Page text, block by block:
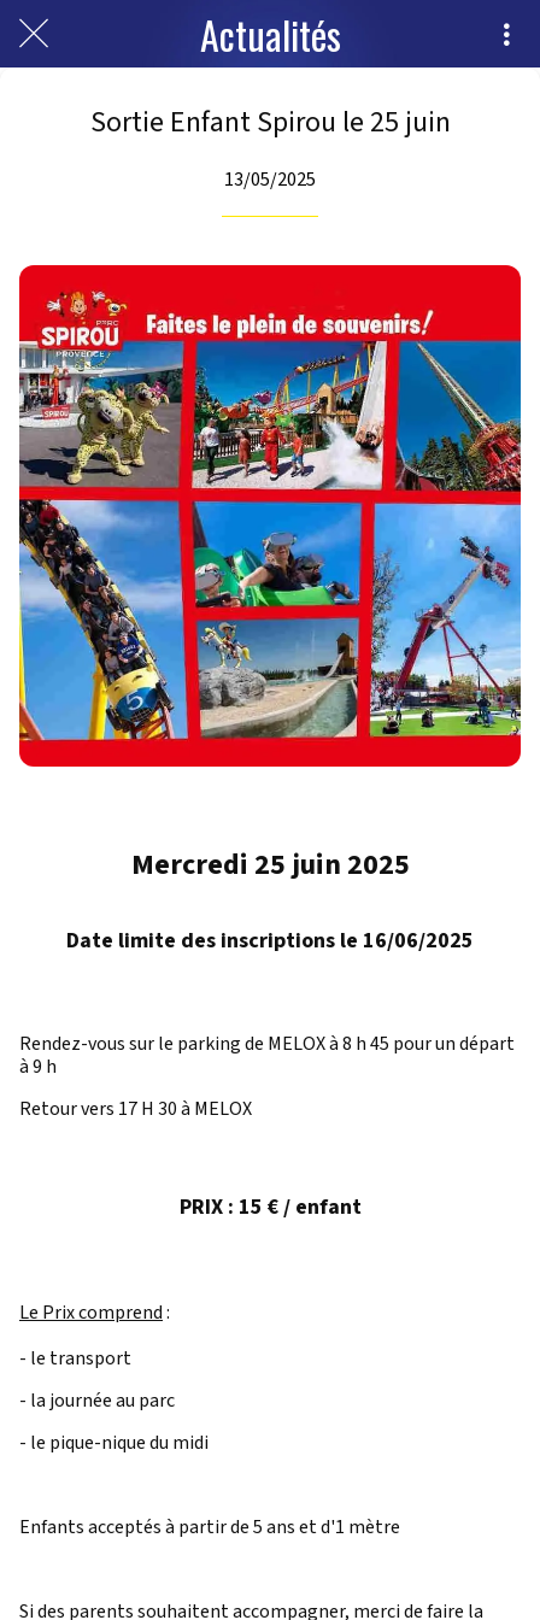
Actualités
Sortie Enfant Spirou le 25 juin
13/05/2025
Mercredi 25 juin 2025
Date limite des inscriptions le 16/06/2025
Rendez-vous sur le parking de MELOX à 8 h 45 pour un départ
à 9 h
Retour vers 17 H 30 à MELOX
PRIX : 15 € / enfant
Le Prix comprend:
- le transport
- la journée au parc
- le pique-nique du midi
Enfants acceptés à partir de 5 ans et d'1 mètre
Si des parents souhaitent accompagner, merci de faire la